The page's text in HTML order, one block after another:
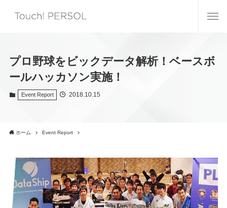
プロ野球をビックデータ解析！ベースボ
ールハッカソン実施！
Event Report 2018.10.15
ホーム Event Report